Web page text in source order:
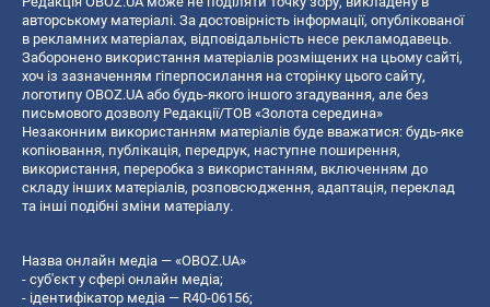
авторському матеріалі. За достовірність інформації, опублікованої
в рекламних матеріалах, відповідальність несе рекламодавець.
Заборонено використання матеріалів розміщених на цьому сайті,
хоч із зазначенням гіперпосилання на сторінку цього сайту,
логотипу OBOZ.UA або будь-якого іншого згадування, але без
письмового дозволу Редакції/ТОВ «Золота середина»
Незаконним використанням матеріалів буде вважатися: будь-яке
копiювання, публiкацiя, передрук, наступне поширення,
використання, переробка з використанням, включенням до
складу інших матеріалів, розповсюдження, адаптація, переклад
та інші подібні зміни матеріалу.
Назва онлайн медіа — «OBOZ.UA»
- суб'єкт у сфері онлайн медіа;
- ідентифікатор медіа — R40-06156;